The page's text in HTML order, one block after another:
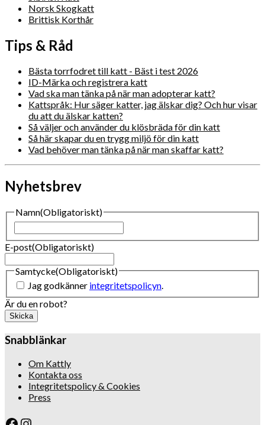
Norsk Skogkatt
Brittisk Korthår
Tips & Råd
Bästa torrfodret till katt - Bäst i test 2026
ID-Märka och registrera katt
Vad ska man tänka på när man adopterar katt?
Kattspråk: Hur säger katter, jag älskar dig? Och hur visar
du att du älskar katten?
Så väljer och använder du klösbräda för din katt
Så här skapar du en trygg miljö för din katt
Vad behöver man tänka på när man skaffar katt?
Nyhetsbrev
Namn(Obligatoriskt)
Namn
E-post(Obligatoriskt)
Samtycke(Obligatoriskt)
Jag godkänner integritetspolicyn.
Är du en robot?
Skicka
Snabblänkar
Om Kattly
Kontakta oss
Integritetspolicy & Cookies
Press